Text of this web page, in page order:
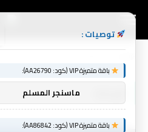
توصيات :
باقة متميزة VIP (كود: AA26790):
ماسنجر المسلم
باقة متميزة VIP (كود: AA86842):